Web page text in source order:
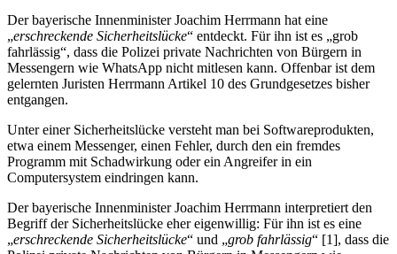
Der bayerische Innenminister Joachim Herrmann hat eine
„erschreckende Sicherheitslücke“ entdeckt. Für ihn ist es „grob
fahrlässig“, dass die Polizei private Nachrichten von Bürgern in
Messengern wie WhatsApp nicht mitlesen kann. Offenbar ist dem
gelernten Juristen Herrmann Artikel 10 des Grundgesetzes bisher
entgangen.
Unter einer Sicherheitslücke versteht man bei Softwareprodukten,
etwa einem Messenger, einen Fehler, durch den ein fremdes
Programm mit Schadwirkung oder ein Angreifer in ein
Computersystem eindringen kann.
Der bayerische Innenminister Joachim Herrmann interpretiert den
Begriff der Sicherheitslücke eher eigenwillig: Für ihn ist es eine
„erschreckende Sicherheitslücke“ und „grob fahrlässig“ [1], dass die